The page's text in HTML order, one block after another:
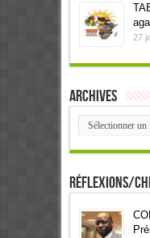
27
Archives
Archives
Réflexions/